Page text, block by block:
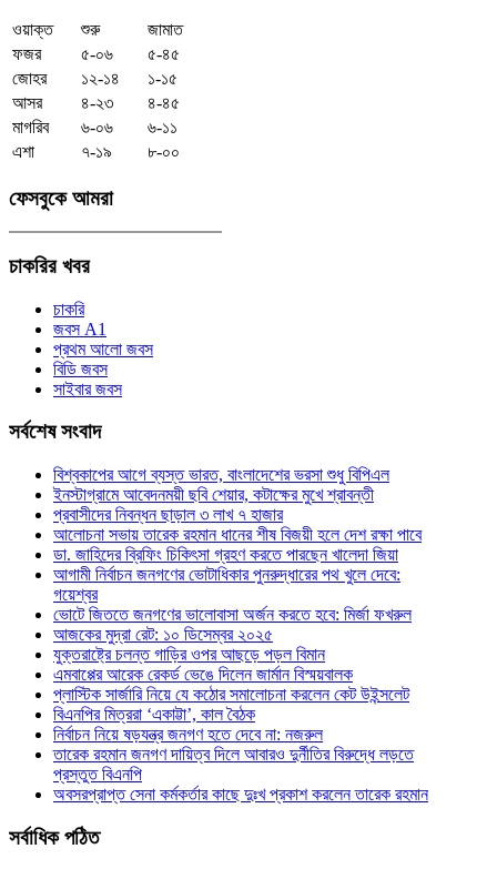
ওয়াক্ত শুরু
জামাত
ফজর
৫-০৬
৫-৪৫
জোহর
১২-১৪
১-১৫
আসর
৪-২৩
৪-৪৫
মাগরিব
৬-০৬
৬-১১
এশা
৭-১৯ ৮-০০
ফেসবুকেআমরা
চাকরিরখবর
চাকরি
জবস A1
প্রথম আলো জবস
বিডি জবস
সাইবার জবস
সর্বশেষসংবাদ
বিশ্বকাপের আগে ব্যস্ত ভারত, বাংলাদেশের ভরসা শুধু বিপিএল
ইনস্টাগ্রামে আবেদনময়ী ছবি শেয়ার, কটাক্ষের মুখে শ্রাবন্তী
প্রবাসীদের নিবন্ধন ছাড়াল ৩ লাখ ৭ হাজার
আলোচনা সভায় তারেক রহমান ধানের শীষ বিজয়ী হলে দেশ রক্ষা পাবে
ডা. জাহিদের ব্রিফিং চিকিৎসা গ্রহণ করতে পারছেন খালেদা জিয়া
আগামী নির্বাচন জনগণের ভোটাধিকার পুনরুদ্ধারের পথ খুলে দেবে:
গয়েশ্বর
ভোটে জিততে জনগণের ভালোবাসা অর্জন করতে হবে: মির্জা ফখরুল
আজকের মুদ্রা রেট: ১০ ডিসেম্বর ২০২৫
যুক্তরাষ্ট্রে চলন্ত গাড়ির ওপর আছড়ে পড়ল বিমান
এমবাপ্পের আরেক রেকর্ড ভেঙে দিলেন জার্মান বিস্ময়বালক
প্লাস্টিক সার্জারি নিয়ে যে কঠোর সমালোচনা করলেন কেট উইন্সলেট
বিএনপির মিত্ররা ‘একাট্টা’, কাল বৈঠক
নির্বাচন নিয়ে ষড়যন্ত্র জনগণ হতে দেবে না: নজরুল
তারেক রহমান জনগণ দায়িত্ব দিলে আবারও দুর্নীতির বিরুদ্ধে লড়তে
প্রস্তুত বিএনপি
অবসরপ্রাপ্ত সেনা কর্মকর্তার কাছে দুঃখ প্রকাশ করলেন তারেক রহমান
সর্বাধিকপঠিত